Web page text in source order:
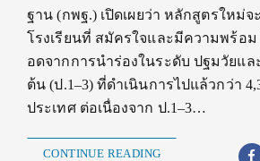
ฐาน (กพฐ.) เปิดเผยว่า หลักสูตรใหม่จ
โรงเรียนที่ สมัครใจและมีความพร้อม
อดจากการนำร่องในระดับ ปฐมวัยแ
ต้น (ป.1–3) ที่ดำเนินการไปแล้วกว่า
ประเทศ ต่อเนื่องจาก ป.1–3…
CONTINUE READING